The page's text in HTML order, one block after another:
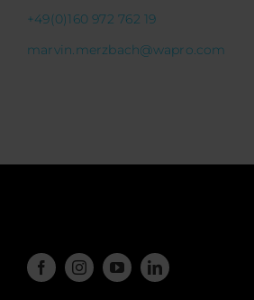
+49(0)160 972 762 19
marvin.merzbach@wapro.com